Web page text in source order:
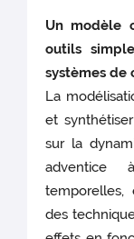
Un modèle
outils
systèmes de
La
et
sur la
adventice
des